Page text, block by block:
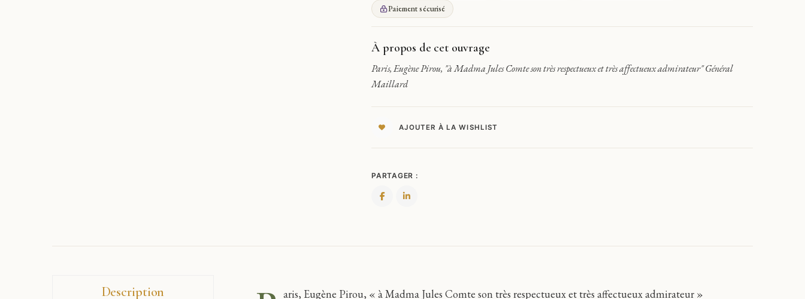
GENERAL
MAILLARD
X
105
MM.
+
Paiement sécurisé
À propos de cet ouvrage
Paris, Eugène Pirou, "à Madma Jules Comte son très respectueux et très affectueux admirateur" Général
Maillard
AJOUTER À LA WISHLIST
PARTAGER :
Description
aris, Eugène Pirou, « à Madma Jules Comte son très respectueux et très affectueux admirateur »